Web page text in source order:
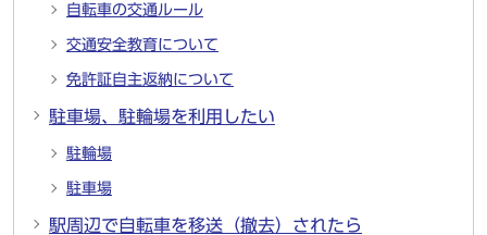
自転車の交通ルール
交通安全教育について
免許証自主返納について
駐車場、駐輪場を利用したい
駐輪場
駐車場
駅周辺で自転車を移送（撤去）されたら